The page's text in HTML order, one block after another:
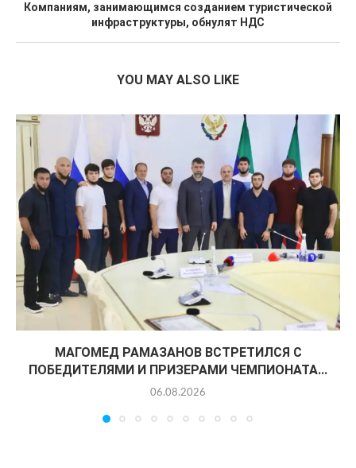
Компаниям, занимающимся созданием туристической
инфраструктуры, обнулят НДС
YOU MAY ALSO LIKE
МАГОМЕД РАМАЗАНОВ ВСТРЕТИЛСЯ С
ПОБЕДИТЕЛЯМИ И ПРИЗЕРАМИ ЧЕМПИОНАТА...
06.08.2026